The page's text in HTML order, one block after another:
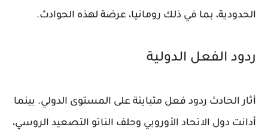
الحدودية، بما في ذلك رومانيا، عرضة لهذه الحوادث.
ردود الفعل الدولية
أثار الحادث ردود فعل متباينة على المستوى الدولي. بينما
أدانت دول الاتحاد الأوروبي وحلف الناتو التصعيد الروسي،